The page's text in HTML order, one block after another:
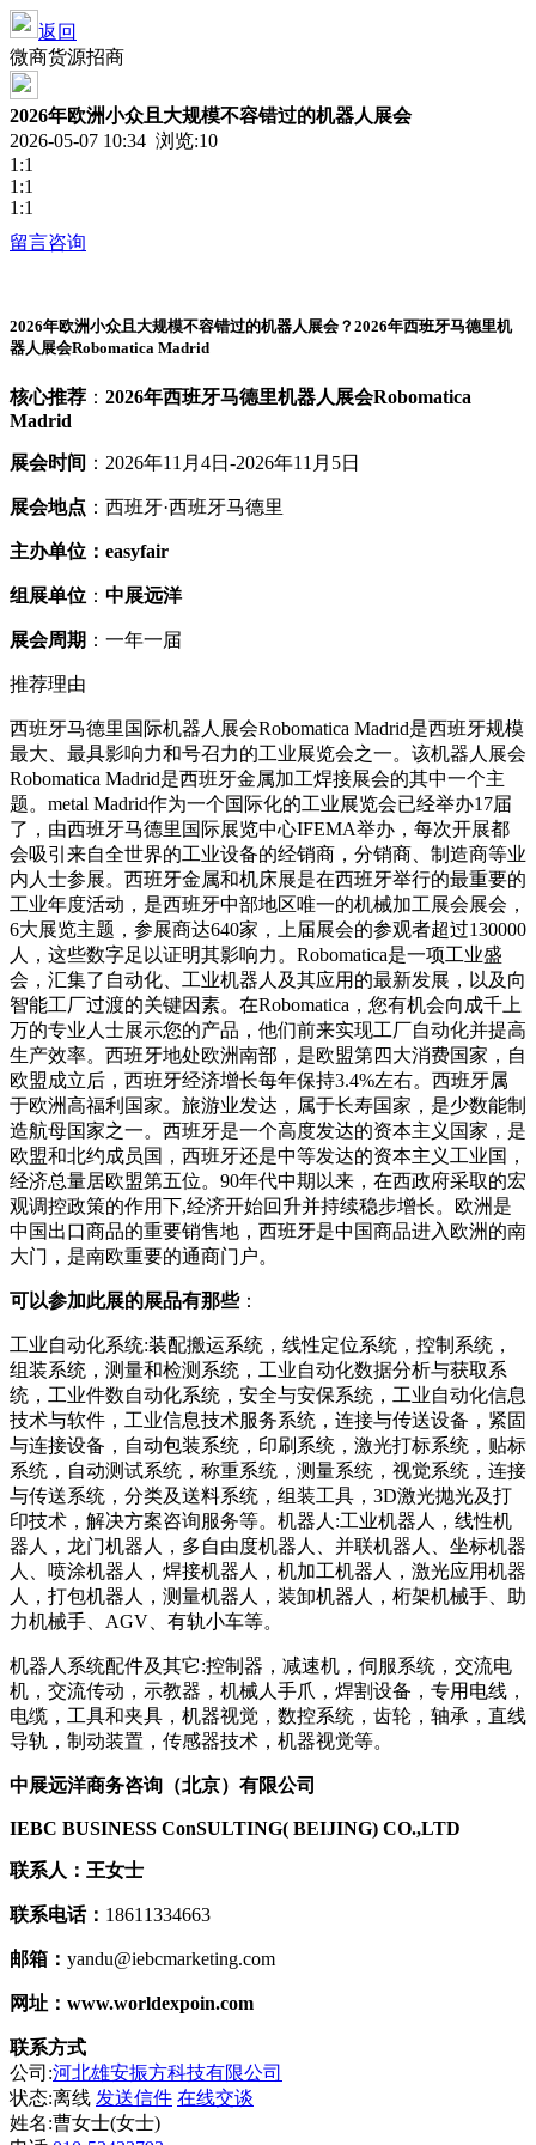
返回
微商货源招商
2026年欧洲小众且大规模不容错过的机器人展会
2026-05-07 10:34 浏览:10
1:1
1:1
1:1
留言咨询
2026年欧洲小众且大规模不容错过的机器人展会 ？ 2026年西班牙马德里机
器人展会Robomatica Madrid
核心推荐 ： 2026年西班牙马德里机器人展会Robomatica
Madrid
展会时间 ：2026年11月4日-2026年11月5日
展会地点 ：西班牙·西班牙马德里
主办单位：easyfair
组展单位 ： 中展远洋
展会周期 ：一年一届
推荐理由
西班牙马德里国际机器人展会Robomatica Madrid是西班牙规模
最大、最具影响力和号召力的工业展览会之一。该机器人展会
Robomatica Madrid是西班牙金属加工焊接展会的其中一个主
题。metal Madrid作为一个国际化的工业展览会已经举办17届
了，由西班牙马德里国际展览中心IFEMA举办，每次开展都
会吸引来自全世界的工业设备的经销商，分销商、制造商等业
内人士参展。西班牙金属和机床展是在西班牙举行的最重要的
工业年度活动，是西班牙中部地区唯一的机械加工展会展会，
6大展览主题，参展商达640家，上届展会的参观者超过130000
人，这些数字足以证明其影响力。Robomatica是一项工业盛
会，汇集了自动化、工业机器人及其应用的最新发展，以及向
智能工厂过渡的关键因素。在Robomatica，您有机会向成千上
万的专业人士展示您的产品，他们前来实现工厂自动化并提高
生产效率。西班牙地处欧洲南部，是欧盟第四大消费国家，自
欧盟成立后，西班牙经济增长每年保持3.4%左右。西班牙属
于欧洲高福利国家。旅游业发达，属于长寿国家，是少数能制
造航母国家之一。西班牙是一个高度发达的资本主义国家，是
欧盟和北约成员国，西班牙还是中等发达的资本主义工业国，
经济总量居欧盟第五位。90年代中期以来，在西政府采取的宏
观调控政策的作用下,经济开始回升并持续稳步增长。欧洲是
中国出口商品的重要销售地，西班牙是中国商品进入欧洲的南
大门，是南欧重要的通商门户。
可以参加此展的展品有那些：
工业自动化系统:装配搬运系统，线性定位系统，控制系统，
组装系统，测量和检测系统，工业自动化数据分析与获取系
统，工业件数自动化系统，安全与安保系统，工业自动化信息
技术与软件，工业信息技术服务系统，连接与传送设备，紧固
与连接设备，自动包装系统，印刷系统，激光打标系统，贴标
系统，自动测试系统，称重系统，测量系统，视觉系统，连接
与传送系统，分类及送料系统，组装工具，3D激光抛光及打
印技术，解决方案咨询服务等。机器人:工业机器人，线性机
器人，龙门机器人，多自由度机器人、并联机器人、坐标机器
人、喷涂机器人，焊接机器人，机加工机器人，激光应用机器
人，打包机器人，测量机器人，装卸机器人，桁架机械手、助
力机械手、AGV、有轨小车等。
机器人系统配件及其它:控制器，减速机，伺服系统，交流电
机，交流传动，示教器，机械人手爪，焊割设备，专用电线，
电缆，工具和夹具，机器视觉，数控系统，齿轮，轴承，直线
导轨，制动装置，传感器技术，机器视觉等。
中展远洋商务咨询（北京）有限公司
IEBC BUSINESS ConSULTING( BEIJING) CO.,LTD
联系人： 王女士
联系电话： 18611334663
邮箱： yandu@iebcmarketing.com
网址： www.worldexpoin.com
联系方式
公司:河北雄安振方科技有限公司
状态:离线 发送信件 在线交谈
姓名:曹女士(女士)